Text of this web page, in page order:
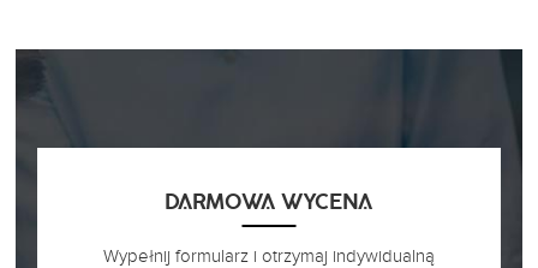
DARMOWA WYCENA
Wypełnij formularz i otrzymaj indywidualną